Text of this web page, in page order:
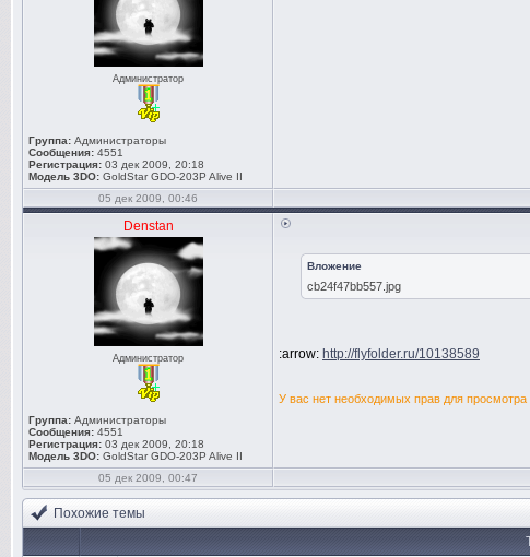
Администратор
Группа: Администраторы
Сообщения: 4551
Регистрация: 03 дек 2009, 20:18
Модель 3DO: GoldStar GDO-203P Alive II
05 дек 2009, 00:46
Denstan
Администратор
Группа: Администраторы
Сообщения: 4551
Регистрация: 03 дек 2009, 20:18
Модель 3DO: GoldStar GDO-203P Alive II
Вложение
cb24f47bb557.jpg
:arrow: http://flyfolder.ru/10138589
У вас нет необходимых прав для
05 дек 2009, 00:47
Похожие темы